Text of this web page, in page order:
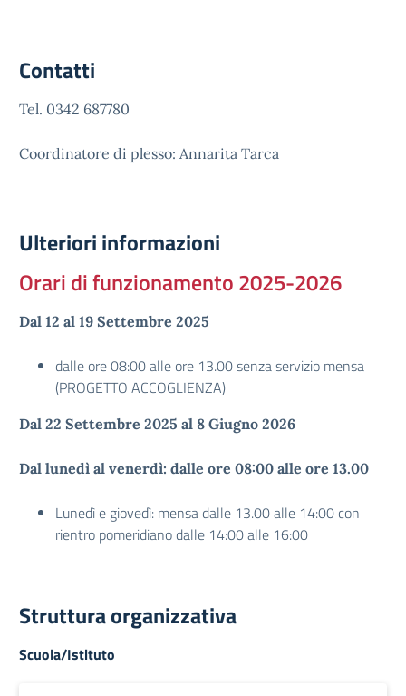
Contatti
Tel. 0342 687780
Coordinatore di plesso: Annarita Tarca
Ulteriori informazioni
Orari di funzionamento 2025-2026
Dal 12 al 19 Settembre 2025
dalle ore 08:00 alle ore 13.00 senza servizio mensa
(PROGETTO ACCOGLIENZA)
Dal 22 Settembre 2025 al 8 Giugno 2026
Dal lunedì al venerdì: dalle ore 08:00 alle ore 13.00
Lunedì e giovedì: mensa dalle 13.00 alle 14:00 con
rientro pomeridiano dalle 14:00 alle 16:00
Struttura organizzativa
Scuola/Istituto